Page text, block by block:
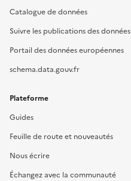
Catalogue de données
Suivre les publications des données
Portail des données européennes
schema.data.gouv.fr
Plateforme
Guides
Feuille de route et nouveautés
Nous écrire
Échangez avec la communauté